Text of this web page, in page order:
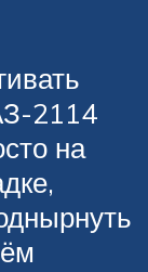
2114
на